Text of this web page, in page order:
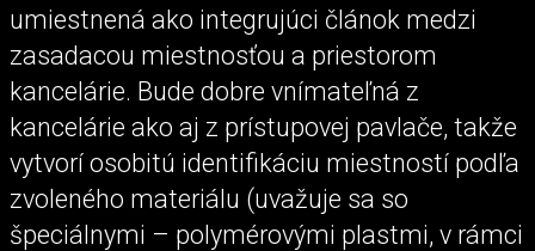
umiestnená ako integrujúci článok medzi
zasadacou miestnosťou a priestorom
kancelárie. Bude dobre vnímateľná z
kancelárie ako aj z prístupovej pavlače, takže
vytvorí osobitú identifikáciu miestností podľa
zvoleného materiálu (uvažuje sa so
špeciálnymi – polymérovými plastmi, v rámci